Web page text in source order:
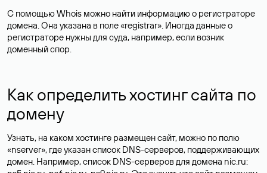
С помощью Whois можно найти информацию о регистраторе
домена. Она указана в поле «registrar». Иногда данные о
регистраторе нужны для суда, например, если возник
доменный спор.
Как определить хостинг сайта по
домену
Узнать, на каком хостинге размещен сайт, можно по полю
«nserver», где указан список DNS-серверов, поддерживающих
домен. Например, список DNS-серверов для домена nic.ru: